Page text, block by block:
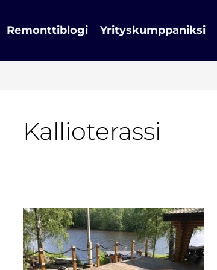
Remonttiblogi Yrityskumppaniksi
Kallioterassi
TERASSI
–
Mökkiterassi